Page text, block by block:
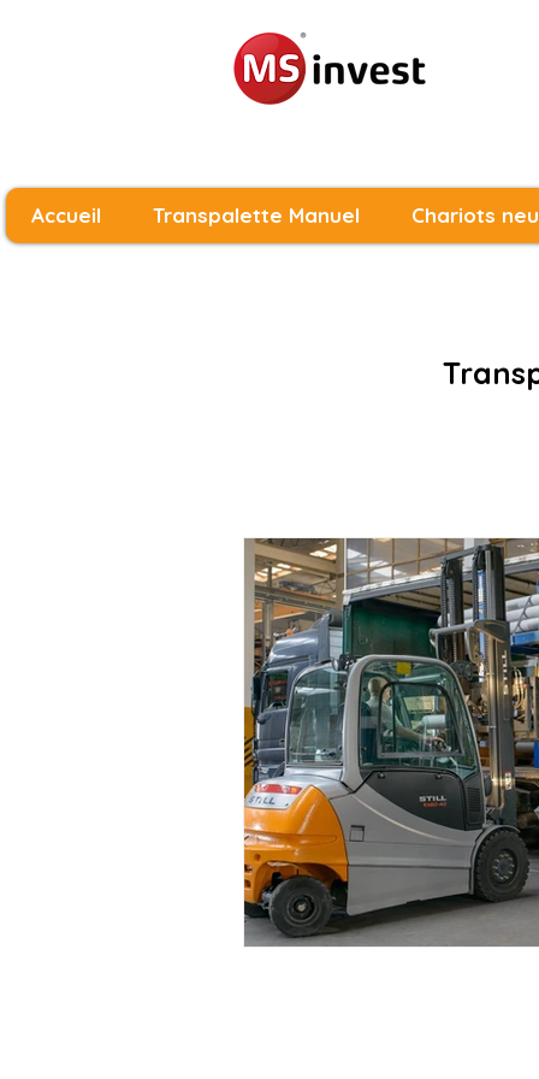
Accueil Transpalette Manuel Chariots